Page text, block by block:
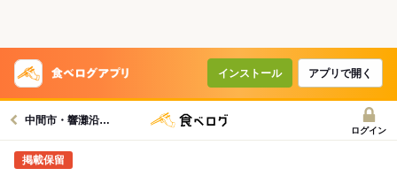
インストール アプリで開く
中間市・響灘沿岸グルメへ
ログイン